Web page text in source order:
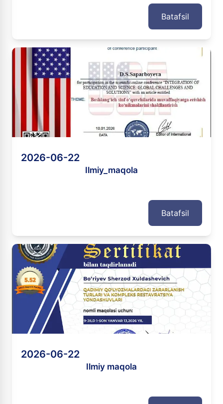
Batafsil
2026-06-22
Ilmiy_maqola
Batafsil
2026-06-22
Ilmiy maqola